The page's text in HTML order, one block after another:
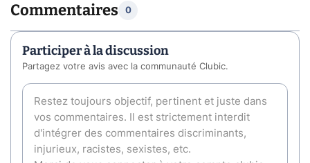
Commentaires 0
Participer à la discussion
Partagez votre avis avec la communauté Clubic.